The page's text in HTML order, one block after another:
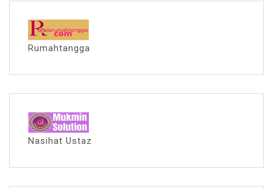
Rumahtangga
Nasihat Ustaz